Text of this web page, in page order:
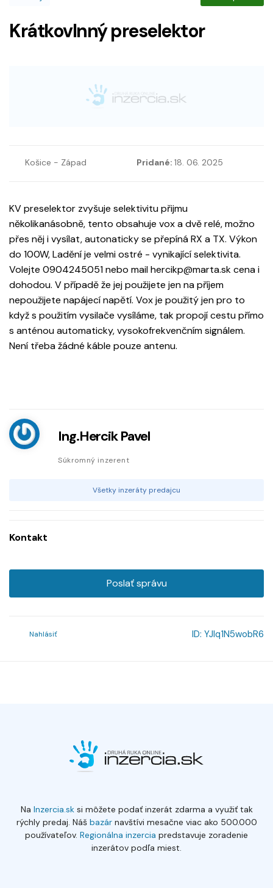
Krátkovlnný preselektor
Košice - Západ Pridané: 18. 06. 2025
KV preselektor zvyšuje selektivitu přijmu
několikanásobně, tento obsahuje vox a dvě relé, možno
přes něj i vysílat, autonaticky se přepíná RX a TX. Výkon
do 100W, Ladění je velmi ostré - vynikající selektivita.
Volejte 0904245051 nebo mail hercikp@marta.sk cena i
dohodou. V případě že jej použijete jen na příjem
nepoužijete napájecí napětí. Vox je použitý jen pro to
když s použitím vysilače vysíláme, tak propojí cestu přímo
s anténou automaticky, vysokofrekvenčním signálem.
Není třeba žádné káble pouze antenu.
Ing.Hercik Pavel
Súkromný inzerent
Všetky inzeráty predajcu
Kontakt
Poslať správu
Nahlásiť ID: YJlq1N5wobR6
Na Inzercia.sksi môžete podať inzerát zdarma a využiť tak
rýchly predaj. Náš bazárnavštívi mesačne viac ako 500.000
používateľov. Regionálna inzercia predstavuje zoradenie
inzerátov podľa miest.